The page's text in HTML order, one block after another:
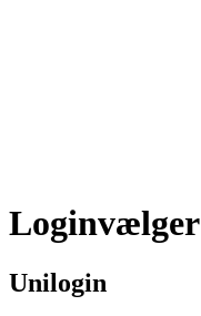
Loginvælger
Unilogin